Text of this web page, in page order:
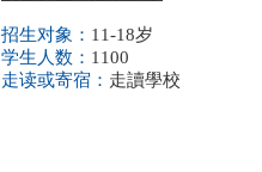
招生对象： 11-18岁
学生人数： 1100
走读或寄宿： 走讀學校